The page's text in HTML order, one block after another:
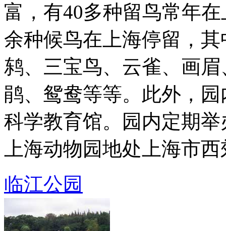
富，有40多种留鸟常年
余种候鸟在上海停留，
鸫、三宝鸟、云雀、画
鹃、鸳鸯等等。此外，
科学教育馆。园内定期
上海动物园地处上海市
临江公园